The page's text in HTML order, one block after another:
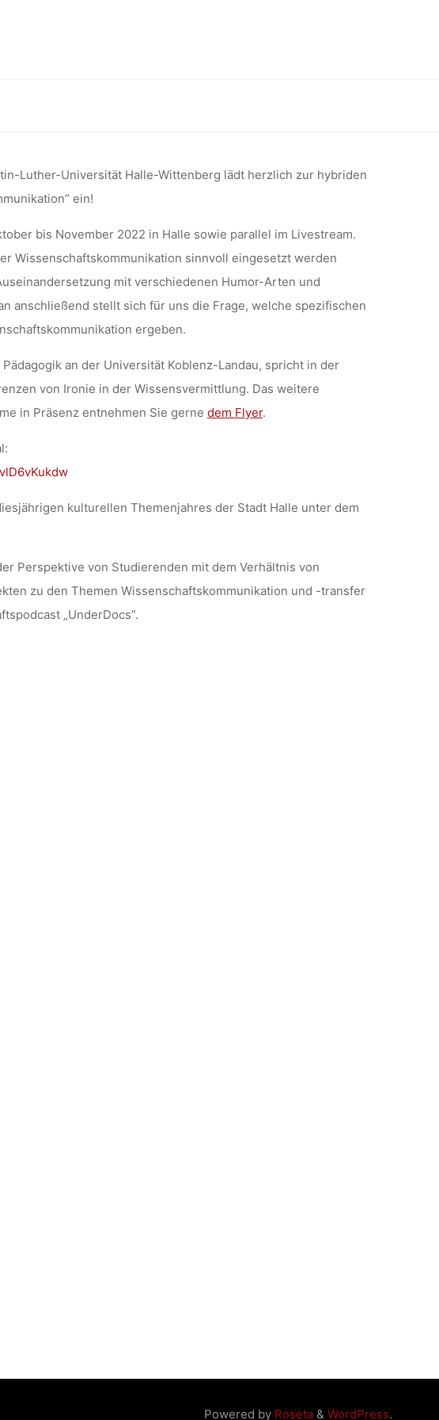
Oktober-November 2022, Halle & online
Luther-Universität Halle-Wittenberg lädt herzlich zur hybriden
” ein!
bis November 2022 in Halle sowie parallel im Livestream.
Wissenschaftskommunikation sinnvoll eingesetzt werden
mit verschiedenen Humor-Arten und
anschließend stellt sich für uns die Frage, welche spezifischen
ergeben.
an der Universität Koblenz-Landau, spricht in der
von Ironie in der Wissensvermittlung. Das weitere
in Präsenz entnehmen Sie gerne dem Flyer.
kulturellen Themenjahres der Stadt Halle unter dem
Perspektive von Studierenden mit dem Verhältnis von
zu den Themen Wissenschaftskommunikation und -transfer
„UnderDocs”.
Powered byRoseta& WordPress.